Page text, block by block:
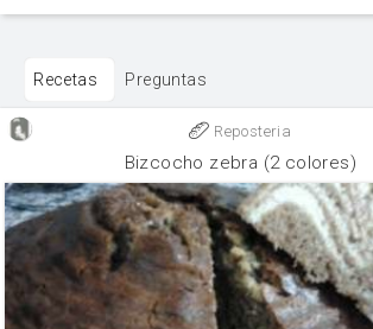
Recetas Preguntas
Reposteria
Bizcocho zebra (2 colores)